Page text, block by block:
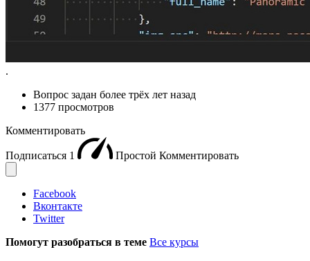
.
Вопрос задан более трёх лет назад
1377 просмотров
Комментировать
Подписаться 1 Простой Комментировать
Facebook
Вконтакте
Twitter
Помогут разобраться в теме Все курсы